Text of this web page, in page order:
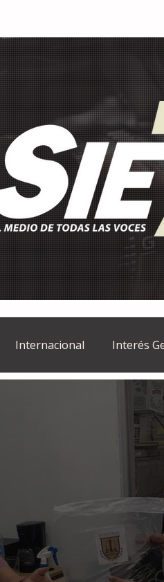
Internacional Interés